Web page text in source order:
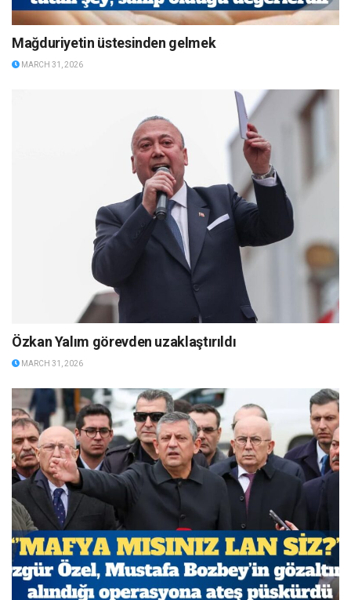
Mağduriyetin üstesinden gelmek
MARCH 31, 2026
Özkan Yalım görevden uzaklaştırıldı
MARCH 31, 2026